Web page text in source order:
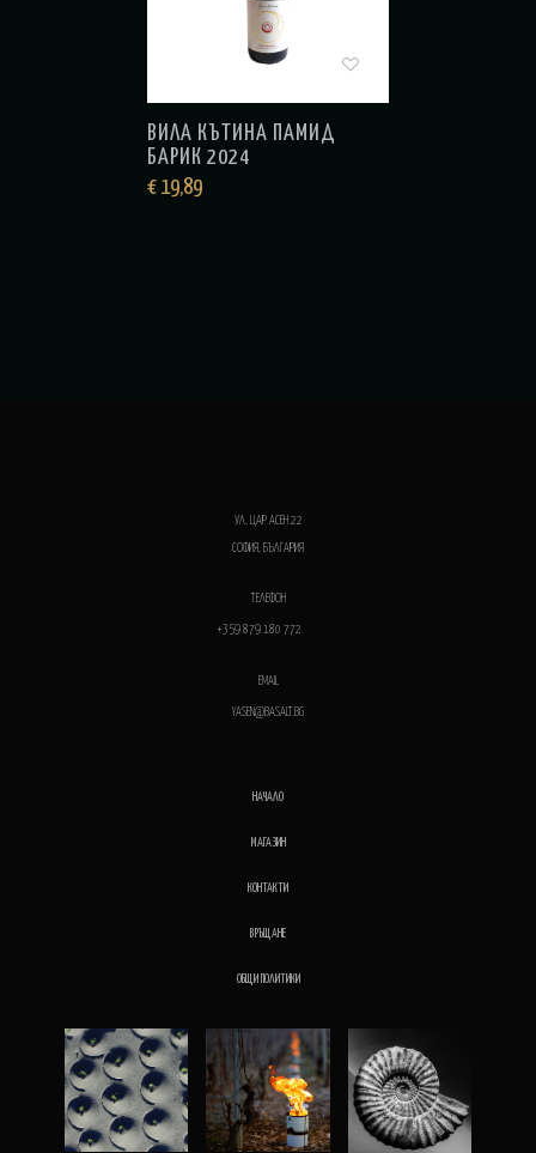
ВИЛА КЪТИНА ПАМИД
БАРИК 2024
€ 19,89
УЛ. ЦАР АСЕН 22
СОФИЯ, БЪЛГАРИЯ
ТЕЛЕФОН
+359 879 180 772
EMAIL
YASEN@BASALT.BG
НАЧАЛО
МАГАЗИН
КОНТАКТИ
ВРЪЩАНЕ
ОБЩИ ПОЛИТИКИ